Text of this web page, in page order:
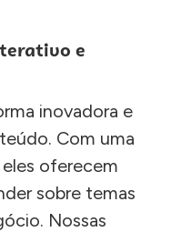
e
inovadora e
Com uma
eles oferecem
sobre temas
Nossas